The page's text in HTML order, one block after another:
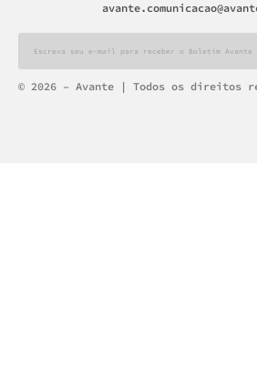
Alternative:
© 2026 – Avante | Todos os direitos